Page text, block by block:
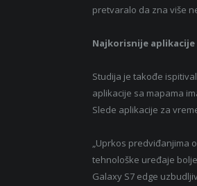
pretvaralo da zna više
Najkorisnije aplikacije
Studija je takođe
aplikacije sa mapama
Slede aplikacije za
„Uprkos predviđanjima
tehnološke uređaje
Galaxy S7 edge